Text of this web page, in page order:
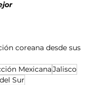
coreana desde sus
MexicanaJalisco
Sur